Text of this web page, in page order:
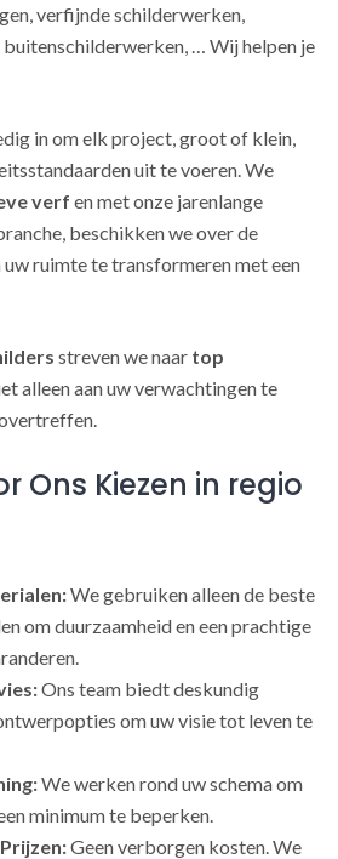
verfijnde schilderwerken,
… Wij helpen je
in om elk project, groot of klein,
uit te voeren. We
verf en met onze jarenlange
beschikken we over de
ruimte te transformeren met een
streven we naar top
alleen aan uw verwachtingen te
Ons Kiezen in regio
We gebruiken alleen de beste
om duurzaamheid en een prachtige
Ons team biedt deskundig
om uw visie tot leven te
We werken rond uw schema om
minimum te beperken.
Geen verborgen kosten. We